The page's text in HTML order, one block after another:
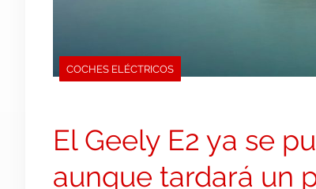
COCHES ELÉCTRICOS
El Geely E2 ya se
aunque tardará un